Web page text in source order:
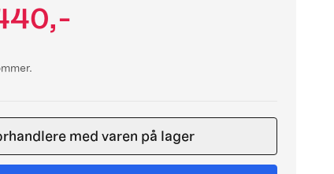
med varen på lager